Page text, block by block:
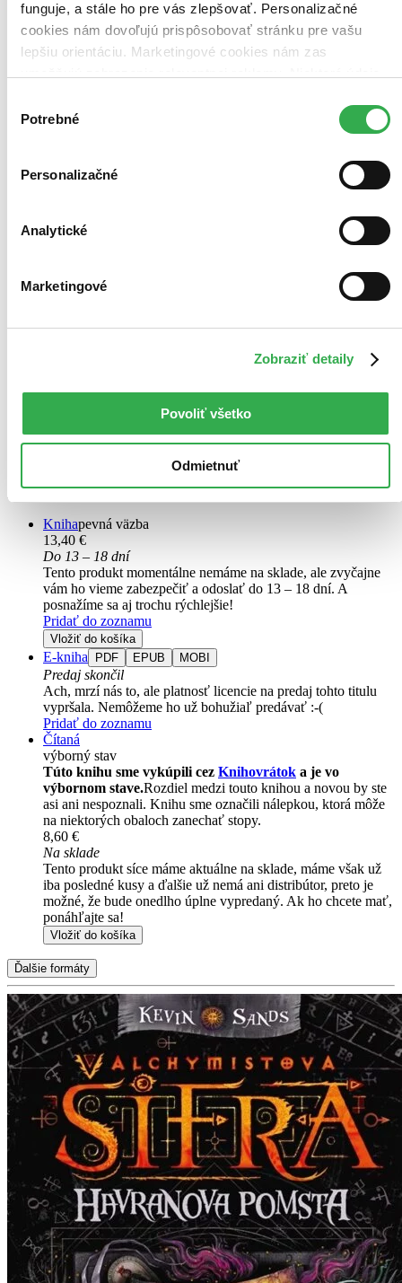
funguje, a stále ho pre vás zlepšovať. Personalizačné
cookies nám dovoľujú prispôsobovať stránku pre vašu
lepšiu orientáciu. Marketingové cookies nám zas
keby sme mohli používať všetky tieto cookies. Ďakujeme!
súhlasu
Potrebné
Personalizačné
Analytické
Marketingové
Zobraziť detaily
Povoliť všetko
Odmietnuť
Hľadaj indície. Odhaľ tajomstvo. Zostaň nažive.
Alchymistova šifra
Nikomu to nehovor! Kým Christopher Rowe nedostal toto tajomné
varovanie, žil pokojný a šťastný život lekárnického učňa u majstra
lekárnikov však začne prenasledovať záhadný kult...
Knihapevná väzba
13,40 €
Do 13 – 18 dní
Tento produkt momentálne nemáme na sklade, ale zvyčajne
vám ho vieme zabezpečiť a odoslať do 13 – 18 dní. A
posnažíme sa aj trochu rýchlejšie!
Pridať do zoznamu
Vložiť do košíka
E-kniha PDF EPUB MOBI
Predaj skončil
Ach, mrzí nás to, ale platnosť licencie na predaj tohto titulu
vypršala. Nemôžeme ho už bohužiaľ predávať :-(
Pridať do zoznamu
Čítaná
výborný stav
Túto knihu sme vykúpili cez Knihovrátok a je vo
výbornom stave.Rozdiel medzi touto knihou a novou by ste
asi ani nespoznali. Knihu sme označili nálepkou, ktorá môže
na niektorých obaloch zanechať stopy.
8,60 €
Na sklade
Tento produkt síce máme aktuálne na sklade, máme však už
iba posledné kusy a ďalšie už nemá ani distribútor, preto je
možné, že bude onedlho úplne vypredaný. Ak ho chcete mať,
ponáhľajte sa!
Vložiť do košíka
Ďalšie formáty